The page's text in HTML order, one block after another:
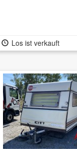
Los ist verkauft